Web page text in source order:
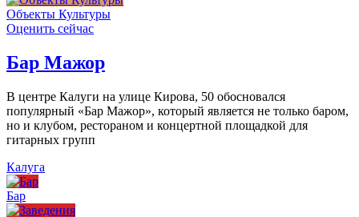
Объекты Культуры
Оценить сейчас
Бар Мажор
В центре Калуги на улице Кирова, 50 обосновался
популярный «Бар Мажор», который является не только баром,
но и клубом, рестораном и концертной площадкой для
гитарных групп
Калуга
Бар